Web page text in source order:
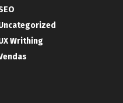
Writhing